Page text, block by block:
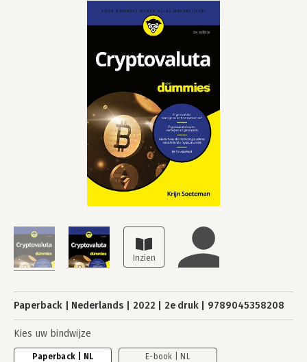
Paperback Nederlands 2022 2e druk 9789045358208
Kies uw bindwijze
Paperback | NL E-book | NL